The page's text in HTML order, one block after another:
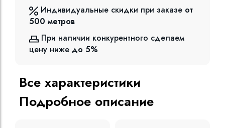
Индивидуальные скидки при заказе от
500 метров
При наличии конкурентного сделаем
цену ниже до 5%
Все характеристики
Подробное описание